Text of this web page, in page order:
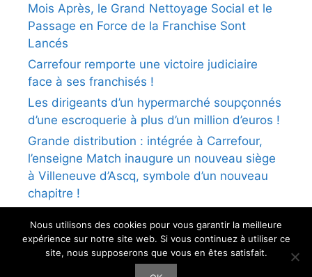
Mois Après, le Grand Nettoyage Social et le
Passage en Force de la Franchise Sont
Lancés
Carrefour remporte une victoire judiciaire
face à ses franchisés !
Les dirigeants d’un hypermarché soupçonnés
d’une escroquerie à plus d’un million d’euros !
Grande distribution : intégrée à Carrefour,
l’enseigne Match inaugure un nouveau siège
à Villeneuve d’Ascq, symbole d’un nouveau
chapitre !
Nous utilisons des cookies pour vous garantir la meilleure
expérience sur notre site web. Si vous continuez à utiliser ce
site, nous supposerons que vous en êtes satisfait.